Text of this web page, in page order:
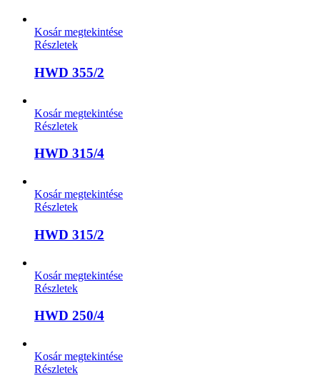
Kosár megtekintése
Részletek
HWD 355/2
Kosár megtekintése
Részletek
HWD 315/4
Kosár megtekintése
Részletek
HWD 315/2
Kosár megtekintése
Részletek
HWD 250/4
Kosár megtekintése
Részletek